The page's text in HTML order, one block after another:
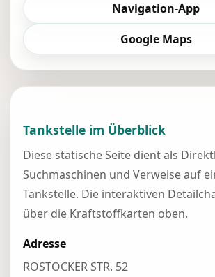
Navigation-App
Google Maps
Tankstelle im Überblick
Diese statische Seite dient als
Suchmaschinen und Verweise auf
Tankstelle. Die interaktiven
über die Kraftstoffkarten oben.
Adresse
ROSTOCKER STR. 52